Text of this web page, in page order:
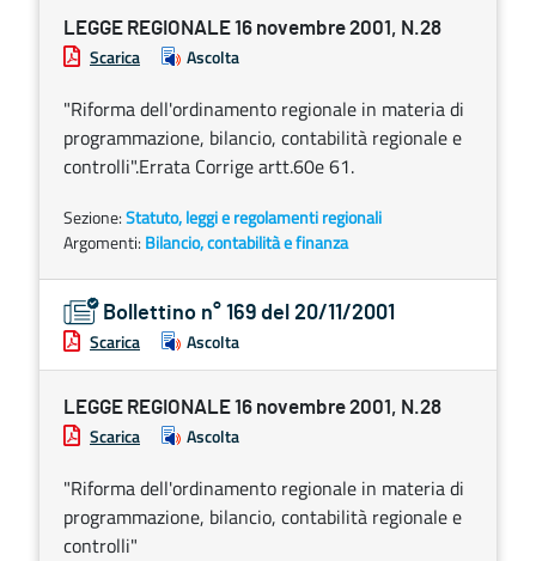
LEGGE REGIONALE 16 novembre 2001, N.28
Scarica Ascolta
"Riforma dell'ordinamento regionale in materia di
programmazione, bilancio, contabilità regionale e
controlli".Errata Corrige artt.60e 61.
Sezione:Statuto, leggi e regolamenti regionali
Argomenti: Bilancio, contabilità e finanza
Bollettino n° 169 del 20/11/2001
Scarica Ascolta
LEGGE REGIONALE 16 novembre 2001, N.28
Scarica Ascolta
"Riforma dell'ordinamento regionale in materia di
programmazione, bilancio, contabilità regionale e
controlli"